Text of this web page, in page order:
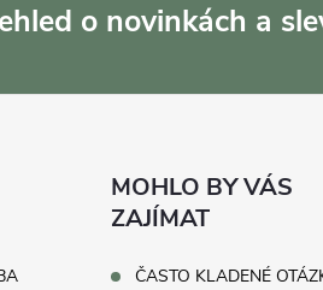
o novinkách a
MOHLO BY VÁS
ZAJÍMAT
ČASTO KLADENÉ